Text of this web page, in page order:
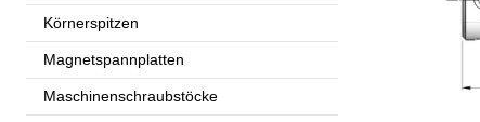
Körnerspitzen
Magnetspannplatten
Maschinenschraubstöcke